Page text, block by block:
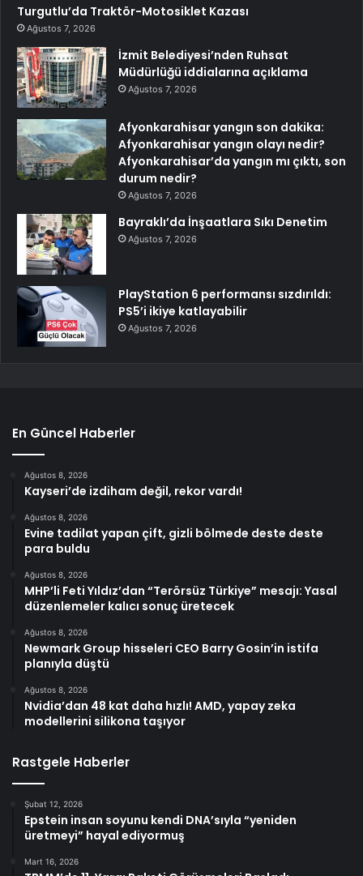
Turgutlu’da Traktör-Motosiklet Kazası
Ağustos 7, 2026
İzmit Belediyesi’nden Ruhsat
Müdürlüğü iddialarına açıklama
Ağustos 7, 2026
Afyonkarahisar yangın son dakika:
Afyonkarahisar yangın olayı nedir?
Afyonkarahisar’da yangın mı çıktı, son
durum nedir?
Ağustos 7, 2026
Bayraklı’da İnşaatlara Sıkı Denetim
Ağustos 7, 2026
PlayStation 6 performansı sızdırıldı:
PS5’i ikiye katlayabilir
Ağustos 7, 2026
En Güncel Haberler
Ağustos 8, 2026
Kayseri’de izdiham değil, rekor vardı!
Ağustos 8, 2026
Evine tadilat yapan çift, gizli bölmede deste deste
para buldu
Ağustos 8, 2026
MHP’li Feti Yıldız’dan “Terörsüz Türkiye” mesajı: Yasal
düzenlemeler kalıcı sonuç üretecek
Ağustos 8, 2026
Newmark Group hisseleri CEO Barry Gosin’in istifa
planıyla düştü
Ağustos 8, 2026
Nvidia’dan 48 kat daha hızlı! AMD, yapay zeka
modellerini silikona taşıyor
Rastgele Haberler
Şubat 12, 2026
Epstein insan soyunu kendi DNA’sıyla “yeniden
üretmeyi” hayal ediyormuş
Mart 16, 2026